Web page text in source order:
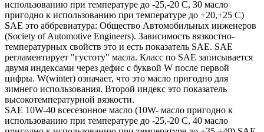
использованию при температуре до -25,-20 С, 30 масло
пригодно к использованию при температуре до +20,+25 С)
SAE это аббревиатура: Общество Автомобильных инженеров
(Society of Automotive Engineers). Зависимость вязкостно-
температурных свойств это и есть показатель SAE. SAE
регламентирует "густоту" масла. Класс по SAE записывается
двумя индексами через дефис с буквой W после первой
цифры. W(winter) означает, что это масло пригодно для
зимнего использования. Второй индекс это показатель
высокотемпературной вязкости.
SAE 10W-40 всесезонное масло (10W- масло пригодно к
использованию при температуре до -25,-20 С, 40 масло